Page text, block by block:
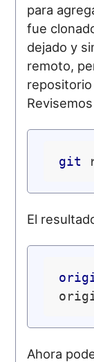
para
fue
dejado y
remoto,
git
El
Ahora